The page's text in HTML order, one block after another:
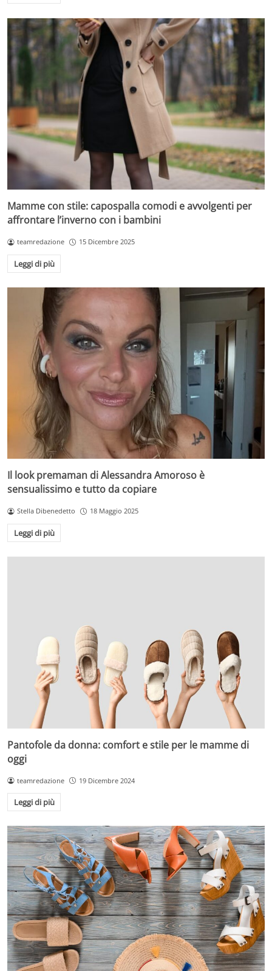
Mamme con stile: capospalla comodi e avvolgenti per
affrontare l’inverno con i bambini
teamredazione 15 Dicembre 2025
Leggi di più
Il look premaman di Alessandra Amoroso è
sensualissimo e tutto da copiare
Stella Dibenedetto 18 Maggio 2025
Leggi di più
Pantofole da donna: comfort e stile per le mamme di
oggi
teamredazione 19 Dicembre 2024
Leggi di più